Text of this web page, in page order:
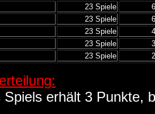
23 Spiele
23 Spiele
23 Spiele
23 Spiele
23 Spiele
Spiels erhält 3 Punkte,